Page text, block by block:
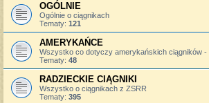
OGÓLNIE
Ogólnie o ciągnikach
Tematy: 121
AMERYKAŃCE
Wszystko co dotyczy amerykańskich ciągników -
Tematy: 48
RADZIECKIE CIĄGNIKI
Wszystko o ciągnikach z ZSRR
Tematy: 395